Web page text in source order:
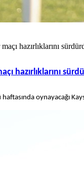
hazırlıklarını
hazırlıklarını
oynayacağı